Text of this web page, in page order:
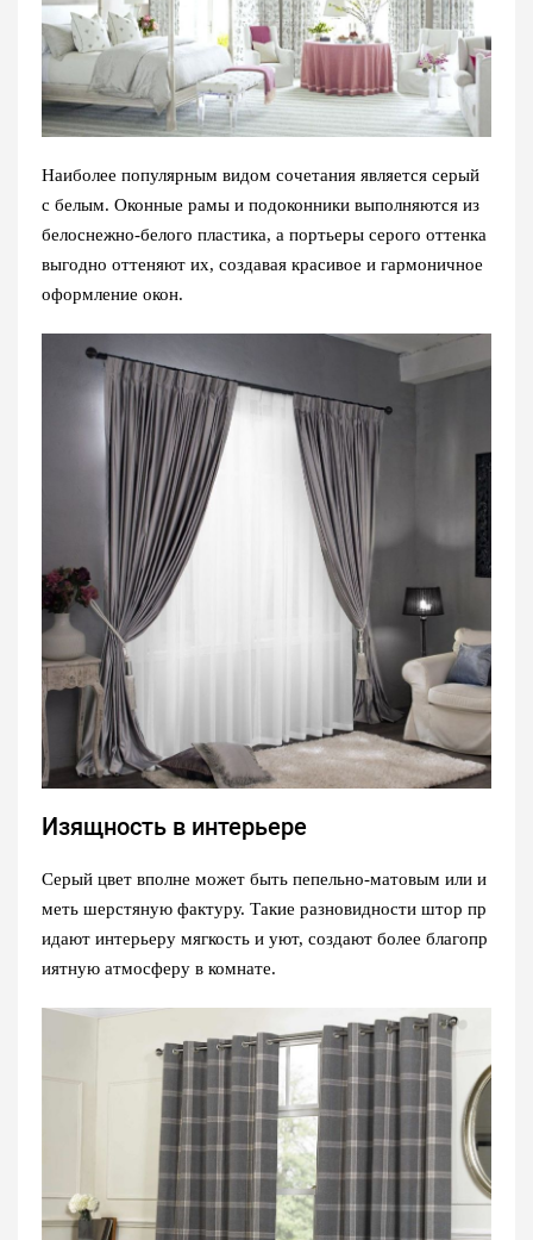
Наиболее популярным видом сочетания является серый
с белым. Оконные рамы и подоконники выполняются из
белоснежно-белого пластика, а портьеры серого оттенка
выгодно оттеняют их, создавая красивое и гармоничное
оформление окон.
Изящность в интерьере
Серый цвет вполне может быть пепельно-матовым или и
меть шерстяную фактуру. Такие разновидности штор пр
идают интерьеру мягкость и уют, создают более благопр
иятную атмосферу в комнате.